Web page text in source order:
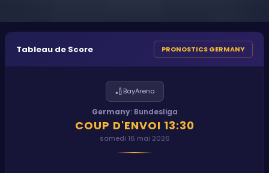
Tableau de Score PRONOSTICS GERMANY
🏏BayArena
Germany: Bundesliga
COUP D'ENVOI 13:30
samedi 16 mai 2026